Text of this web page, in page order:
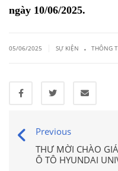
ngày 10/06/2025.
05/06/2025 SỰ KIỆN . THÔNG
Previous
THƯ MỜI CHÀO
Ô TÔ HYUNDAI